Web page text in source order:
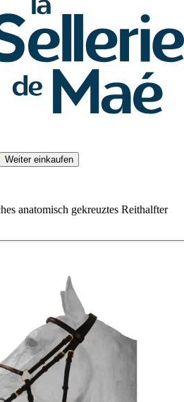
Weiter einkaufen
anatomisch gekreuztes Reithalfter